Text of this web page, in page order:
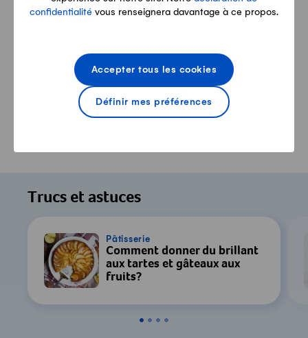
confidentialité vous renseignera davantage à ce propos.
Définir mes préférences
Accepter tous les cookies
consentement au traitement des données
par YouTube est requis. Pour plus de
confidentialité
Paramètres
Accepter & Afficher
Trucs et astuces
Pâtisserie
Comment donner du brillant
aux tartes et gâteaux aux
fruits?